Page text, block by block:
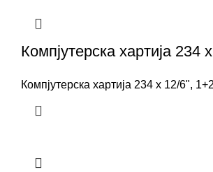
Компјутерска хартија 234
Компјутерска хартија 234 x 12/6", 1+2